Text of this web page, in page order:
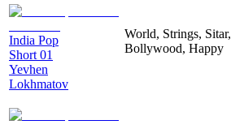
India Pop
Short 01
Yevhen
Lokhmatov
World, Strings, Sitar,
Bollywood, Happy